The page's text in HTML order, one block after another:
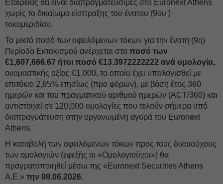
Εταιρείας θα είναι διαπραγματεύσιμες στο Euronext Athens
χωρίς το δικαίωμα είσπραξης του ένατου (9ου )
τοκομεριδίου.
Το μικτό ποσό των οφειλόμενων τόκων για την ένατη (9η)
Περίοδο Εκτοκισμού ανέρχεται στο ποσό των
€1,607,666.67 ήτοι ποσό €13.3972222222 ανά ομολογία,
ονομαστικής αξίας €1,000, το οποίο έχει υπολογισθεί με
επιτόκιο 2,65% ετησίως (προ φόρων), με βάση έτος 360
ημερών και του πραγματικού αριθμού ημερών (ACT/360) και
αντιστοιχεί σε 120,000 ομολογίες που τελούν σήμερα υπό
διαπραγμάτευση στην οργανωμένη αγορά του Euronext
Athens.
Η καταβολή των οφειλόμενων τόκων προς τους δικαιούχους
των ομολογιών (εφεξής οι «Ομολογιούχοι») θα
πραγματοποιηθεί μέσω της «Euronext Securities Athens
A.E.» την 08.06.2026.